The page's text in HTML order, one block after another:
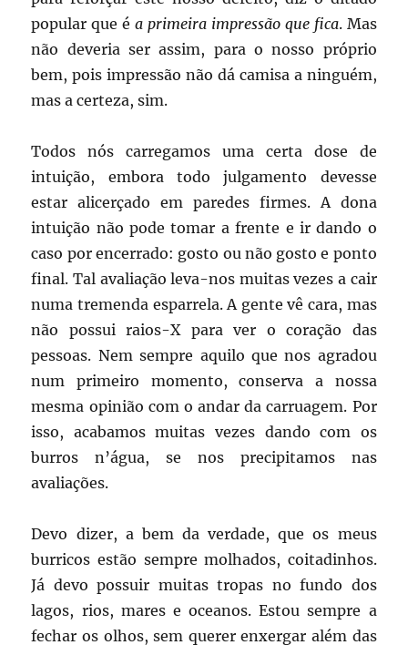
popular que éa primeira impressão que fica. Mas
não deveria ser assim, para o nosso próprio
bem, pois impressão não dá camisa a ninguém,
mas a certeza, sim.
Todos nós carregamos uma certa dose de
intuição, embora todo julgamento devesse
estar alicerçado em paredes firmes. A dona
intuição não pode tomar a frente e ir dando o
caso por encerrado: gosto ou não gosto e ponto
final. Tal avaliação leva-nos muitas vezes a cair
numa tremenda esparrela. A gente vê cara, mas
não possui raios-X para ver o coração das
pessoas. Nem sempre aquilo que nos agradou
num primeiro momento, conserva a nossa
mesma opinião com o andar da carruagem. Por
isso, acabamos muitas vezes dando com os
burros n’água, se nos precipitamos nas
avaliações.
Devo dizer, a bem da verdade, que os meus
burricos estão sempre molhados, coitadinhos.
Já devo possuir muitas tropas no fundo dos
lagos, rios, mares e oceanos. Estou sempre a
fechar os olhos, sem querer enxergar além das